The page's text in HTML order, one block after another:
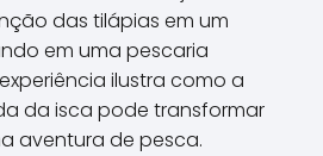
das tilápias em um
em uma pescaria
ilustra como a
da isca pode transformar
aventura de pesca.